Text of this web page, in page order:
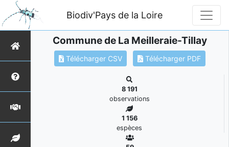
Biodiv'Pays de la Loire
Commune de La Meilleraie-Tillay
Télécharger CSV Télécharger PDF
8 191
observations
1 156
espèces